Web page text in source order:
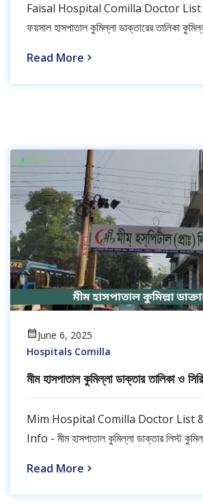
Faisal Hospital Comilla Doctor
ফয়সাল হাসপাতাল কুমিল্লা ডাক্তারের তালিকা
Read More
June 6, 2025
Hospitals Comilla
মীম হাসপাতাল কুমিল্লা ডাক্তার তালিকা ও
Mim Hospital Comilla Doctor List
Info - মীম হাসপাতাল কুমিল্লা ডাক্তার লিস্ট
Read More